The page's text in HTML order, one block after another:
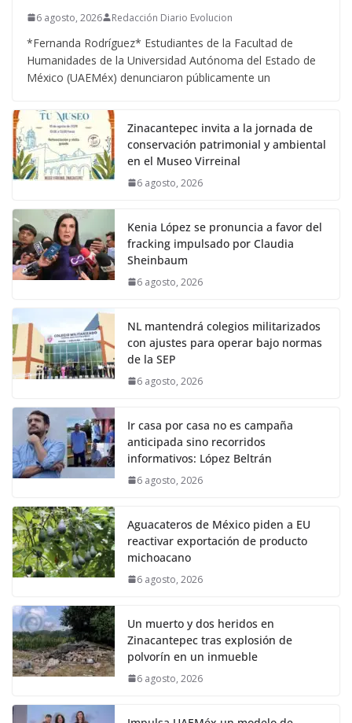
6 agosto, 2026 Redacción Diario Evolucion
*Fernanda Rodríguez* Estudiantes de la Facultad de
Humanidades de la Universidad Autónoma del Estado de
México (UAEMéx) denunciaron públicamente un
Zinacantepec invita a la jornada de
conservación patrimonial y ambiental
en el Museo Virreinal
6 agosto, 2026
Kenia López se pronuncia a favor del
fracking impulsado por Claudia
Sheinbaum
6 agosto, 2026
NL mantendrá colegios militarizados
con ajustes para operar bajo normas
de la SEP
6 agosto, 2026
Ir casa por casa no es campaña
anticipada sino recorridos
informativos: López Beltrán
6 agosto, 2026
Aguacateros de México piden a EU
reactivar exportación de producto
michoacano
6 agosto, 2026
Un muerto y dos heridos en
Zinacantepec tras explosión de
polvorín en un inmueble
6 agosto, 2026